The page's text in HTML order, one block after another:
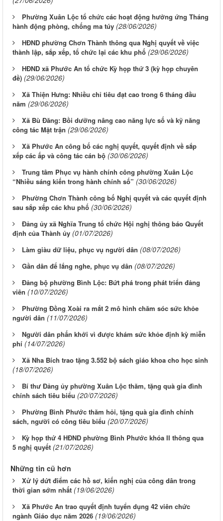
Phường Xuân Lộc tổ chức các hoạt động hưởng ứng Tháng
hành động phòng, chống ma túy (28/06/2026)
HĐND phường Chơn Thành thông qua Nghị quyết về việc
thành lập, sắp xếp, tổ chức lại các khu phố (29/06/2026)
HĐND xã Phước An tổ chức Kỳ họp thứ 3 (kỳ họp chuyên
đề) (29/06/2026)
Xã Thiện Hưng: Nhiều chỉ tiêu đạt cao trong 6 tháng đầu
năm (29/06/2026)
Xã Bù Đăng: Bồi dưỡng nâng cao năng lực số và kỹ năng
công tác Mặt trận (29/06/2026)
Xã Phước An công bố các nghị quyết, quyết định về sắp
xếp các ấp và công tác cán bộ (30/06/2026)
Trung tâm Phục vụ hành chính công phường Xuân Lộc
“Nhiều sáng kiến trong hành chính số” (30/06/2026)
Phường Chơn Thành công bố Nghị quyết và các quyết định
sau sắp xếp các khu phố (30/06/2026)
Đảng ủy xã Nghĩa Trung tổ chức Hội nghị thông báo Quyết
định của Thành ủy (01/07/2026)
Làm giàu dữ liệu, phục vụ người dân (08/07/2026)
Gần dân để lắng nghe, phục vụ dân (08/07/2026)
Đảng bộ phường Bình Lộc: Bứt phá trong phát triển đảng
viên (10/07/2026)
Phường Đồng Xoài ra mắt 2 mô hình chăm sóc sức khỏe
người dân (11/07/2026)
Người dân phấn khởi vì được khám sức khỏe định kỳ miễn
phí (14/07/2026)
Xã Nha Bích trao tặng 3.552 bộ sách giáo khoa cho học sinh
(18/07/2026)
Bí thư Đảng ủy phường Xuân Lộc thăm, tặng quà gia đình
chính sách tiêu biểu (20/07/2026)
Phường Bình Phước thăm hỏi, tặng quà gia đình chính
sách, người có công tiêu biểu (20/07/2026)
Kỳ họp thứ 4 HĐND phường Bình Phước khóa II thông qua
5 nghị quyết (21/07/2026)
Những tin cũ hơn
Xử lý dứt điểm các hồ sơ, kiến nghị của công dân trong
thời gian sớm nhất (19/06/2026)
Xã Phước An trao quyết định tuyển dụng 42 viên chức
ngành Giáo dục năm 2026 (19/06/2026)